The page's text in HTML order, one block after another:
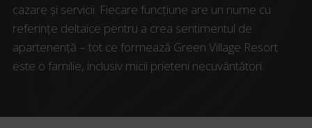
cazare și servicii. Fiecare funcțiune are un nume cu
referințe deltaice pentru a crea sentimentul de
apartenență – tot ce formează Green Village Resort
este o familie, inclusiv micii prieteni necuvântători.